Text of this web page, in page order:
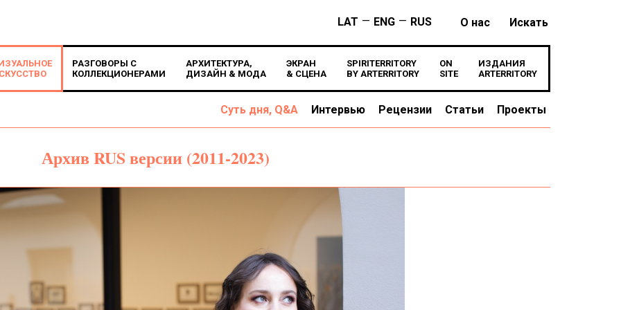
О нас Искать
LAT — ENG — RUS
РАЗГОВОРЫ С
КОЛЛЕКЦИОНЕРАМИ
АРХИТЕКТУРА,
ДИЗАЙН & МОДА
ЭКРАН
& СЦЕНА
SPIRITERRITORY
BY ARTERRITORY
ON
SITE
ИЗДАНИЯ
ARTERRITORY
Суть дня, Q&A Интервью Рецензии Статьи Проекты
Архив RUS версии (2011-2023)